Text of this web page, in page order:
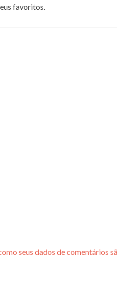
favoritos.
seus dados de comentários